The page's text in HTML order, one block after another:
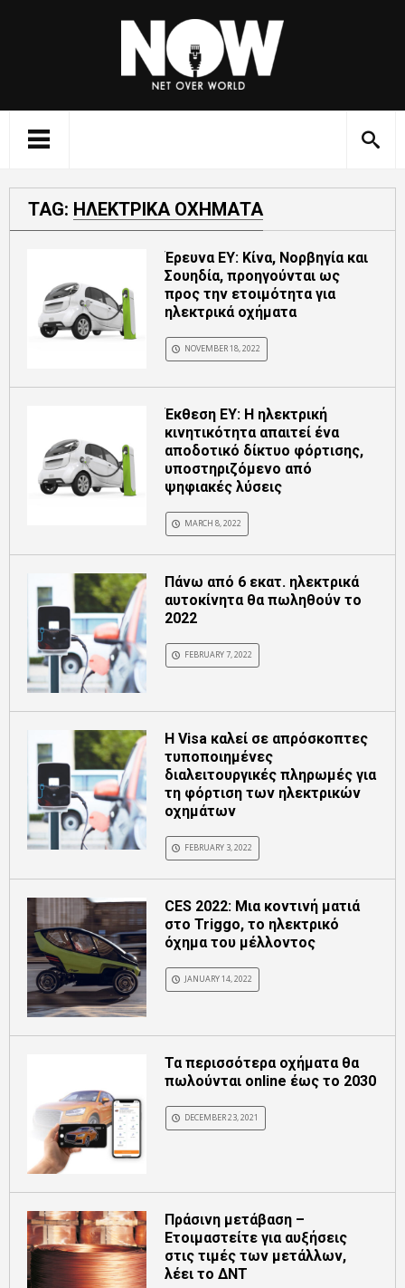
TAG: ΗΛΕΚΤΡΙΚΑ ΟΧΗΜΑΤΑ
Έρευνα ΕΥ: Κίνα, Νορβηγία και
Σουηδία, προηγούνται ως
προς την ετοιμότητα για
ηλεκτρικά οχήματα
NOVEMBER 18, 2022
Έκθεση EY: Η ηλεκτρική
κινητικότητα απαιτεί ένα
αποδοτικό δίκτυο φόρτισης,
υποστηριζόμενο από
ψηφιακές λύσεις
MARCH 8, 2022
Πάνω από 6 εκατ. ηλεκτρικά
αυτοκίνητα θα πωληθούν το
2022
FEBRUARY 7, 2022
Η Visa καλεί σε απρόσκοπτες
τυποποιημένες
διαλειτουργικές πληρωμές για
τη φόρτιση των ηλεκτρικών
οχημάτων
FEBRUARY 3, 2022
CES 2022: Μια κοντινή ματιά
στο Triggo, το ηλεκτρικό
όχημα του μέλλοντος
JANUARY 14, 2022
Τα περισσότερα οχήματα θα
πωλούνται online έως το 2030
DECEMBER 23, 2021
Πράσινη μετάβαση –
Ετοιμαστείτε για αυξήσεις
στις τιμές των μετάλλων,
λέει το ΔΝΤ